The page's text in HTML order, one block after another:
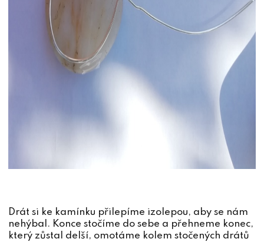
Drát si ke kamínku přilepíme izolepou, aby se nám
nehýbal. Konce stočíme do sebe a přehneme konec,
který zůstal delší, omotáme kolem stočených drátů